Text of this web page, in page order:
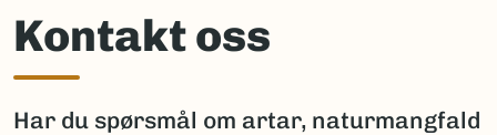
Kontakt oss
Har du spørsmål om artar, naturmangfald